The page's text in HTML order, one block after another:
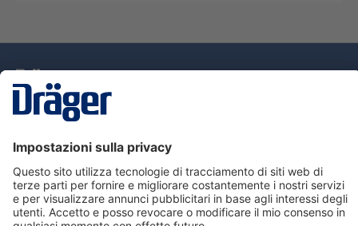
Assistenza
Informazioni su Dräger
Informazioni